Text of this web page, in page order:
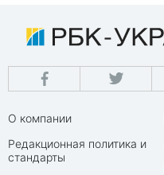
О компании
Редакционная политика и
стандарты